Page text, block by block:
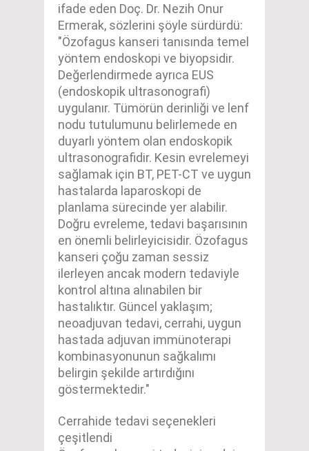
ifade eden Doç. Dr. Nezih Onur
Ermerak, sözlerini şöyle sürdürdü:
"Özofagus kanseri tanısında temel
yöntem endoskopi ve biyopsidir.
Değerlendirmede ayrıca EUS
(endoskopik ultrasonografi)
uygulanır. Tümörün derinliği ve lenf
nodu tutulumunu belirlemede en
duyarlı yöntem olan endoskopik
ultrasonografidir. Kesin evrelemeyi
sağlamak için BT, PET-CT ve uygun
hastalarda laparoskopi de
planlama sürecinde yer alabilir.
Doğru evreleme, tedavi başarısının
en önemli belirleyicisidir. Özofagus
kanseri çoğu zaman sessiz
ilerleyen ancak modern tedaviyle
kontrol altına alınabilen bir
hastalıktır. Güncel yaklaşım;
neoadjuvan tedavi, cerrahi, uygun
hastada adjuvan immünoterapi
kombinasyonunun sağkalımı
belirgin şekilde artırdığını
göstermektedir."
Cerrahide tedavi seçenekleri
çeşitlendi